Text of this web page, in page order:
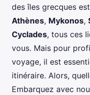
des îles grecques
Athènes, Mykonos,
Cyclades, tous ces
vous. Mais pour
voyage, il est
itinéraire. Alors,
Embarquez avec